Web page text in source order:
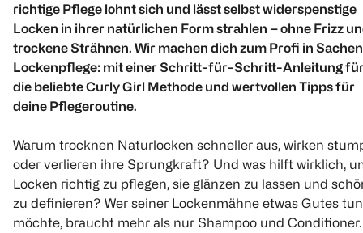
richtige Pflege lohnt sich und lässt selbst widerspenstige
Locken in ihrer natürlichen Form strahlen – ohne Frizz
trockene Strähnen. Wir machen dich zum Profi in Sachen
Lockenpflege: mit einer Schritt-für-Schritt-Anleitung
die beliebte Curly Girl Methode und wertvollen Tipps für
deine Pflegeroutine.
Warum trocknen Naturlocken schneller aus, wirken
oder verlieren ihre Sprungkraft? Und was hilft wirklich,
Locken richtig zu pflegen, sie glänzen zu lassen und
zu definieren? Wer seiner Lockenmähne etwas Gutes tun
möchte, braucht mehr als nur Shampoo und Conditioner.